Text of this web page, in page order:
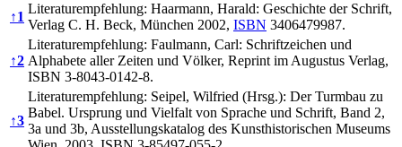
↑1
Literaturempfehlung: Haarmann, Harald: Geschichte der Schrift,
Verlag C. H. Beck, München 2002, ISBN 3406479987.
↑2
Literaturempfehlung: Faulmann, Carl: Schriftzeichen und
Alphabete aller Zeiten und Völker, Reprint im Augustus Verlag,
ISBN 3-8043-0142-8.
↑3
Literaturempfehlung: Seipel, Wilfried (Hrsg.): Der Turmbau zu
Babel. Ursprung und Vielfalt von Sprache und Schrift, Band 2,
3a und 3b, Ausstellungskatalog des Kunsthistorischen Museums